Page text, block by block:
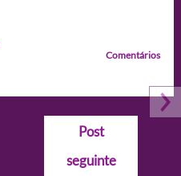
Comentários
Post
seguinte